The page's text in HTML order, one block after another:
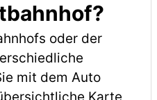
oder der
mit dem Auto